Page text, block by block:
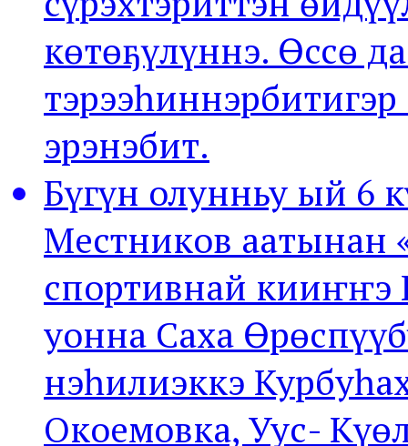
көтөҕүлүннэ. Өссө
эрэнэбит.
Бүгүн олунньу ый 6
Местников аатынан
спортивнай кииҥҥэ
уонна Саха
нэһилиэккэ
Окоемовка, Уус-